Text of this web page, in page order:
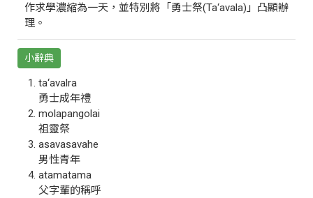
作求學濃縮為一天，並特別將「勇士祭(Ta‘avala)」凸顯辦
理。
小辭典
ta‘avalra
勇士成年禮
molapangolai
祖靈祭
asavasavahe
男性青年
atamatama
父字輩的稱呼